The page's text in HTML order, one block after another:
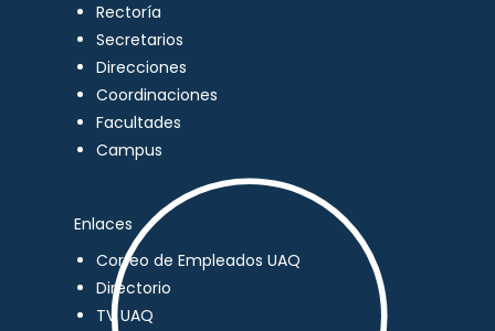
Rectoría
Secretarios
Direcciones
Coordinaciones
Facultades
Campus
Enlaces
Correo de Empleados UAQ
Directorio
TV UAQ